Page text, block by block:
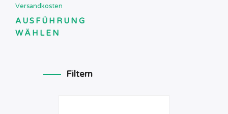
Versandkosten
AUSFÜHRUNG
WÄHLEN
Filtern